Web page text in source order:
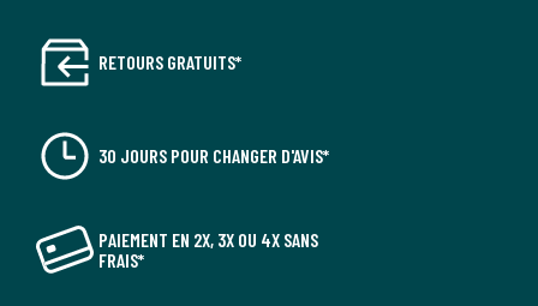
RETOURS GRATUITS*
30 JOURS POUR CHANGER D'AVIS*
PAIEMENT EN 2X, 3X OU 4X SANS
FRAIS*